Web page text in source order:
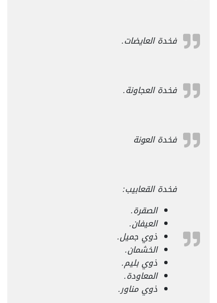
فخدة العايضات.
فخدة العجاونة.
فخدة العونة
فخدة القعابيب:
الصقرة.
العيفان.
ذوي جميل.
الخشمان.
ذوي بليم.
المعاودة.
ذوي مناور.